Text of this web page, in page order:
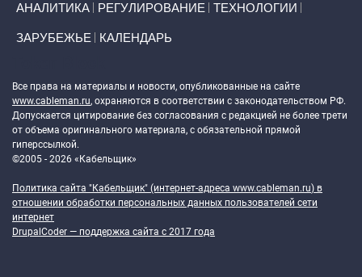
АНАЛИТИКА РЕГУЛИРОВАНИЕ ТЕХНОЛОГИИ
ЗАРУБЕЖЬЕ КАЛЕНДАРЬ
Все права на материалы и новости, опубликованные на сайте
www.cableman.ru, охраняются в соответствии с законодательством РФ.
Допускается цитирование без согласования с редакцией не более трети
от объема оригинального материала, с обязательной прямой
гиперссылкой.
©2005 - 2026 «Кабельщик»
Политика сайта "Кабельщик" (интернет-адреса www.cableman.ru) в
отношении обработки персональных данных пользователей сети
интернет
DrupalCoder — поддержка сайта c 2017 года